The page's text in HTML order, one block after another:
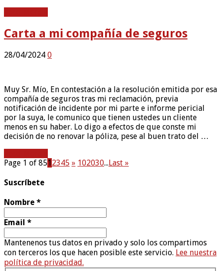
Carta a mi compañía de seguros
28/04/2024 0
Muy Sr. Mío, En contestación a la resolución emitida por esa
compañía de seguros tras mi reclamación, previa
notificación de incidente por mi parte e informe pericial
por la suya, le comunico que tienen ustedes un cliente
menos en su haber. Lo digo a efectos de que conste mi
decisión de no renovar la póliza, pese al buen trato del …
Page 1 of 8512345 » 102030...Last »
Suscríbete
Nombre *
Email *
Mantenenos tus datos en privado y solo los compartimos
con terceros los que hacen posible este servicio. Lee nuestra
política de privacidad.